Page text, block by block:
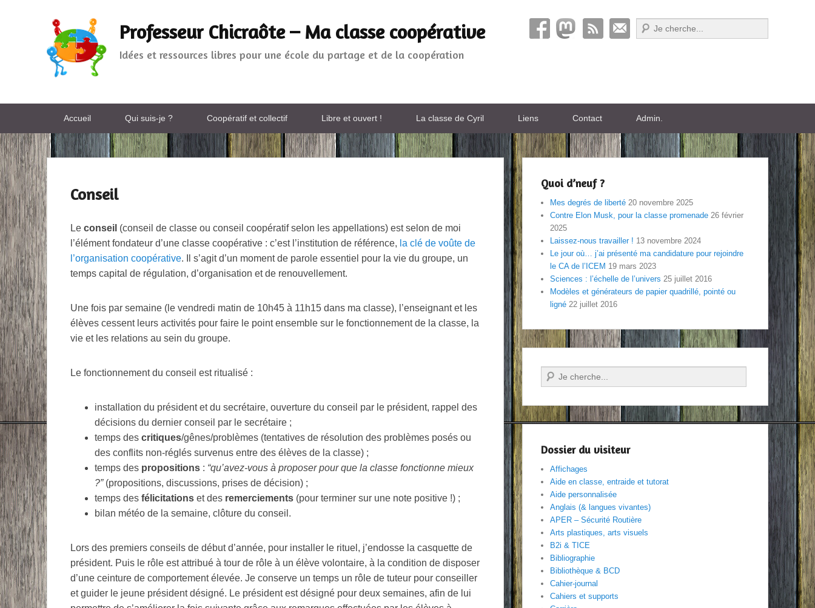
Professeur Chicraôte – Ma classe coopérative
Idées et ressources libres pour une école du partage et de la coopération
Recherche
Accueil Qui suis-je ? Coopératif et collectif Libre et ouvert ! La classe de Cyril Liens Contact Admin.
Conseil
Le conseil (conseil de classe ou conseil coopératif selon les appellations) est selon de moi
l’élément fondateur d’une classe coopérative : c’est l’institution de référence, la clé de voûte de
l’organisation coopérative. Il s’agit d’un moment de parole essentiel pour la vie du groupe, un
temps capital de régulation, d’organisation et de renouvellement.
Une fois par semaine (le vendredi matin de 10h45 à 11h15 dans ma classe), l’enseignant et les
élèves cessent leurs activités pour faire le point ensemble sur le fonctionnement de la classe, la
vie et les relations au sein du groupe.
Le fonctionnement du conseil est ritualisé :
installation du président et du secrétaire, ouverture du conseil par le président, rappel des
décisions du dernier conseil par le secrétaire ;
temps des critiques/gênes/problèmes (tentatives de résolution des problèmes posés ou
des conflits non-réglés survenus entre des élèves de la classe) ;
temps des propositions : “qu’avez-vous à proposer pour que la classe fonctionne mieux
?” (propositions, discussions, prises de décision) ;
temps des félicitations et des remerciements (pour terminer sur une note positive !) ;
bilan météo de la semaine, clôture du conseil.
Lors des premiers conseils de début d’année, pour installer le rituel, j’endosse la casquette de
président. Puis le rôle est attribué à tour de rôle à un élève volontaire, à la condition de disposer
d’une ceinture de comportement élevée. Je conserve un temps un rôle de tuteur pour conseiller
et guider le jeune président désigné. Le président est désigné pour deux semaines, afin de lui
Quoi d’neuf ?
Mes degrés de liberté 20 novembre 2025
Contre Elon Musk, pour la classe promenade 26 février
2025
Laissez-nous travailler ! 13 novembre 2024
Le jour où… j’ai présenté ma candidature pour rejoindre
le CA de l’ICEM 19 mars 2023
Sciences : l’échelle de l’univers 25 juillet 2016
Modèles et générateurs de papier quadrillé, pointé ou
ligné 22 juillet 2016
Recherche
Dossier du visiteur
Affichages
Aide en classe, entraide et tutorat
Aide personnalisée
Anglais (& langues vivantes)
APER – Sécurité Routière
Arts plastiques, arts visuels
B2i & TICE
Bibliographie
Bibliothèque & BCD
Cahier-journal
Cahiers et supports